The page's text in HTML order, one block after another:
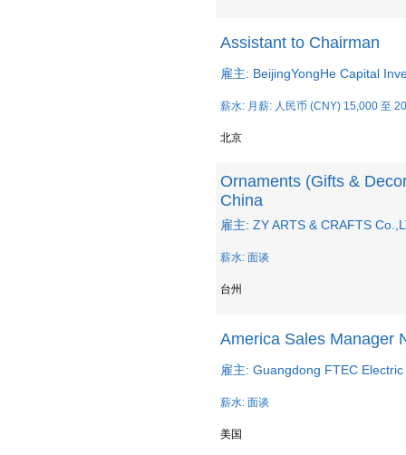
Assistant to Chairman
雇主: BeijingYongHe Capital
薪水: 月薪: 人民币 (CNY) 15,000 至
北京
Ornaments (Gifts &
China
雇主: ZY ARTS & CRAFTS
薪水: 面谈
台州
America Sales Manager
雇主: Guangdong FTEC
薪水: 面谈
美国